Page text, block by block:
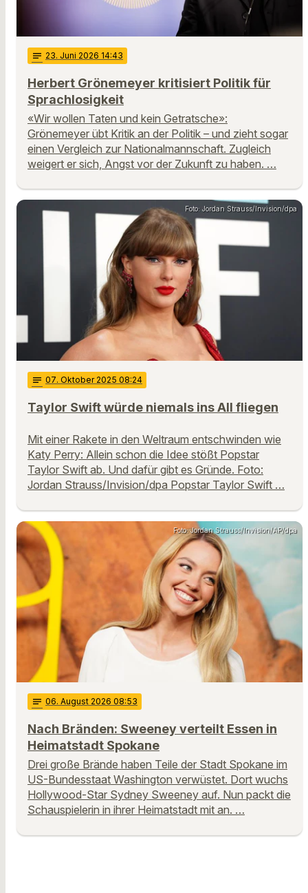
notes 23. Juni 2026 14:43
Herbert Grönemeyer kritisiert Politik für
Sprachlosigkeit
«Wir wollen Taten und kein Getratsche»:
Grönemeyer übt Kritik an der Politik – und zieht sogar
einen Vergleich zur Nationalmannschaft. Zugleich
weigert er sich, Angst vor der Zukunft zu haben. …
Foto: Jordan Strauss/Invision/dpa
notes 07. Oktober 2025 08:24
Taylor Swift würde niemals ins All fliegen
Mit einer Rakete in den Weltraum entschwinden wie
Katy Perry: Allein schon die Idee stößt Popstar
Taylor Swift ab. Und dafür gibt es Gründe. Foto:
Jordan Strauss/Invision/dpa Popstar Taylor Swift …
Foto: Jordan Strauss/Invision/AP/dpa
notes 06. August 2026 08:53
Nach Bränden: Sweeney verteilt Essen in
Heimatstadt Spokane
Drei große Brände haben Teile der Stadt Spokane im
US-Bundesstaat Washington verwüstet. Dort wuchs
Hollywood-Star Sydney Sweeney auf. Nun packt die
Schauspielerin in ihrer Heimatstadt mit an. …